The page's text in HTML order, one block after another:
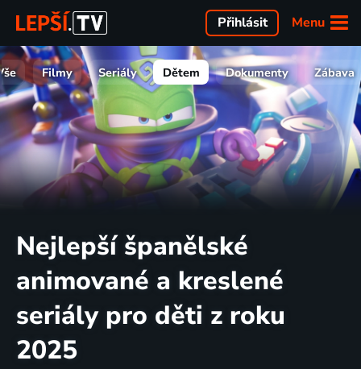
Menu
Přihlásit
Filmy Seriály Dětem Dokumenty Zábava
Nejlepší španělské
animované a kreslené
seriály pro děti z roku
2025